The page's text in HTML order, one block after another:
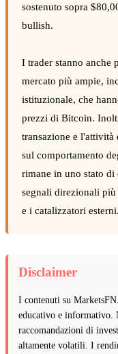
sostenuto sopra
bullish.
I trader stanno anche
mercato più ampie,
istituzionale, che
prezzi di Bitcoin.
transazione e l'attività
sul comportamento
rimane in uno stato
segnali direzionali
e i catalizzatori esterni.
Disclaimer
I contenuti su
educativo e informativo.
raccomandazioni di
altamente volatili. I